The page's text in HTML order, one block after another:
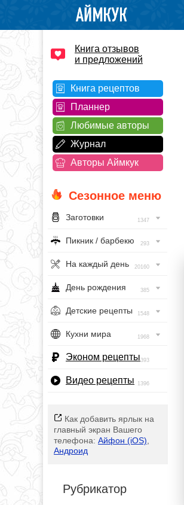
Книга отзывов
и предложений
Книга рецептов
Планнер
Любимые авторы
Журнал
Авторы Аймкук
Сезонное меню
Заготовки 1347
Пикник / барбекю 293
На каждый день 20160
День рождения 385
Детские рецепты 1548
Кухни мира 1968
Эконом рецепты393
Видео рецепты 1396
Как добавить ярлык на
главный экран Вашего
телефона: Айфон (iOS)
Андроид
Рубрикатор